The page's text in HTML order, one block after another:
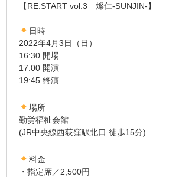
【RE:START vol.3 燦仁-SUNJIN-】
————————————
日時
2022年4月3日（日）
16:30 開場
17:00 開演
19:45 終演
場所
勤労福祉会館
(JR中央線西荻窪駅北口 徒歩15分)
料金
・指定席／2,500円